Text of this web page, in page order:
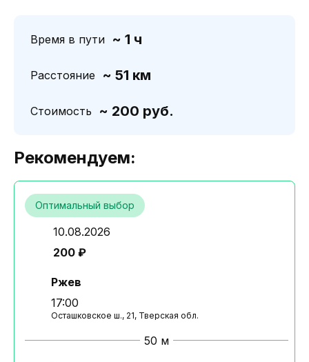
Время в пути ~ 1 ч
Расстояние ~ 51 км
Стоимость ~ 200 руб.
Рекомендуем:
Оптимальный выбор
10.08.2026
200 ₽
Ржев
17:00
Осташковское ш., 21, Тверская обл.
50 м